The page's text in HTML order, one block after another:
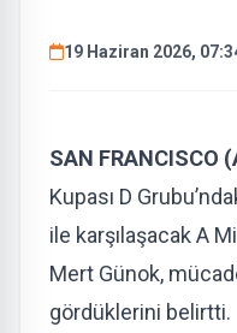
19 Haziran 2026,
SAN FRANCISCO
Kupası D
ile karşılaşacak A
Mert Günok,
gördüklerini belirtti.